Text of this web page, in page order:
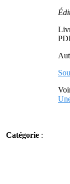
Catégorie :